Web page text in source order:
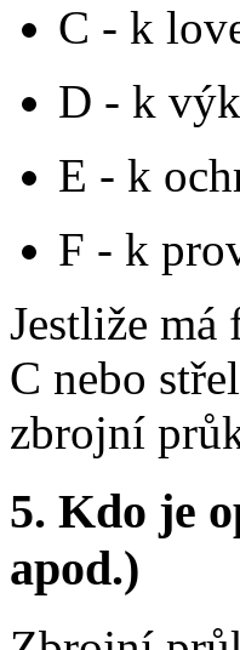
C - k
D - k
E - k
F - k
Jestliže má
C nebo
zbrojní
5. Kdo je
apod.)